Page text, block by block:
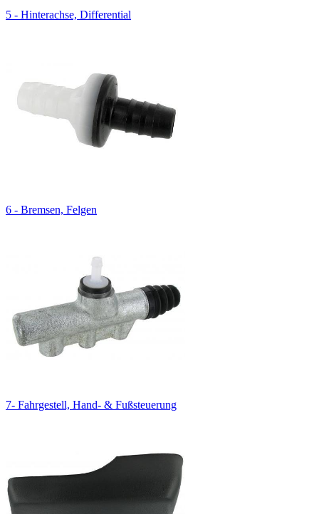
5 - Hinterachse, Differential
6 - Bremsen, Felgen
7- Fahrgestell, Hand- & Fußsteuerung